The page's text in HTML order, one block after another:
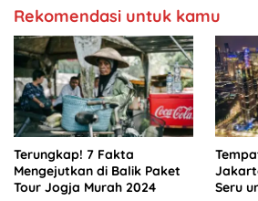
Rekomendasi untuk kamu
Terungkap! 7 Fakta
Mengejutkan di Balik Paket
Tour Jogja Murah 2024
Seru